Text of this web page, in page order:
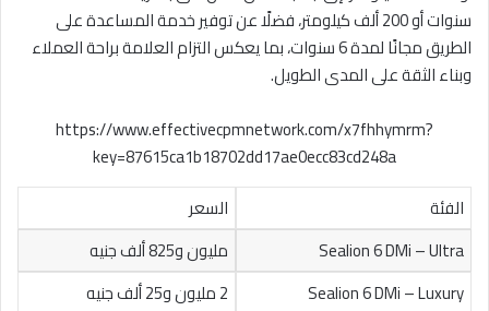
سنوات أو 200 ألف كيلومتر، فضلًا عن توفير خدمة المساعدة على
الطريق مجانًا لمدة 6 سنوات، بما يعكس التزام العلامة براحة العملاء
وبناء الثقة على المدى الطويل.
https://www.effectivecpmnetwork.com/x7fhhymrm?
key=87615ca1b18702dd17ae0ecc83cd248a
الفئة
السعر
Sealion 6 DMi – Ultra
مليون و825 ألف جنيه
Sealion 6 DMi – Luxury
2 مليون و25 ألف جنيه